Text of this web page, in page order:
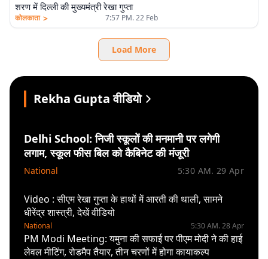
शरण में दिल्ली की मुख्यमंत्री रेखा गुप्ता
कोलकाता > 7:57 PM. 22 Feb
Load More
Rekha Gupta वीडियो
Delhi School: निजी स्कूलों की मनमानी पर लगेगी
लगाम, स्कूल फीस बिल को कैबिनेट की मंजूरी
National 5:30 AM. 29 Apr
Video : सीएम रेखा गुप्ता के हाथों में आरती की थाली, सामने
धीरेंद्र शास्त्री, देखें वीडियो
National 5:30 AM. 28 Apr
PM Modi Meeting: यमुना की सफाई पर पीएम मोदी ने की हाई
लेवल मीटिंग, रोडमैप तैयार, तीन चरणों में होगा कायाकल्प